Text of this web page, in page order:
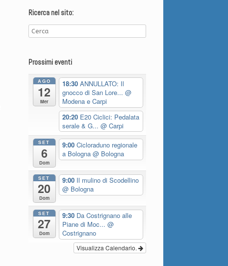
Ricerca nel sito:
Prossimi eventi
AGO
12
Mer
18:30 ANNULLATO: Il
gnocco di San Lore... @
Modena e Carpi
20:20 E20 Ciclici: Pedalata
serale & G... @ Carpi
SET
6
Dom
9:00 Cicloraduno regionale
a Bologna @ Bologna
SET
20
Dom
9:00 Il mulino di Scodellino
@ Bologna
SET
27
Dom
9:30 Da Costrignano alle
Piane di Moc... @
Costrignano
Visualizza Calendario.